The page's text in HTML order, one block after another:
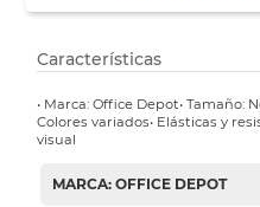
Características
• Marca: Office Depot• Tamaño:
Colores variados• Elásticas y
visual
MARCA: OFFICE DEPOT